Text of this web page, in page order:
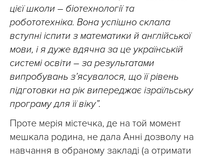
цієї школи – біотехнології та
робототехніка. Вона успішно склала
вступні іспити з математики й англійської
мови, і я дуже вдячна за це українській
системі освіти – за результатами
випробувань з’ясувалося, що її рівень
підготовки на рік випереджає ізраїльську
програму для її віку”.
Проте мерія містечка, де на той момент
мешкала родина, не дала Анні дозволу на
навчання в обраному закладі (а отримати